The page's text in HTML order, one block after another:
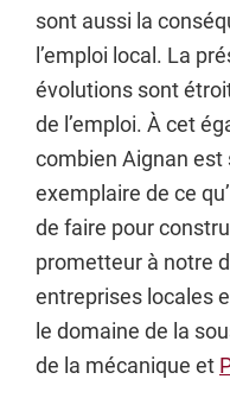
sont aussi la
l’emploi local. La
évolutions sont
de l’emploi. À cet
combien Aignan
exemplaire de ce
de faire pour
prometteur à notre
entreprises locales
le domaine de la
de la mécanique et